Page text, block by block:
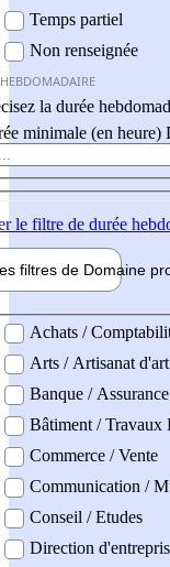
Temps partiel
Non renseignée
la durée
minimale (en heure)
le filtre de durée
filtres de Domaine
professionel
Achats /
Arts / Artisanat d'art
Banque / Assurance
Bâtiment / Travaux
Commerce / Vente
Communication /
Conseil / Etudes
Direction